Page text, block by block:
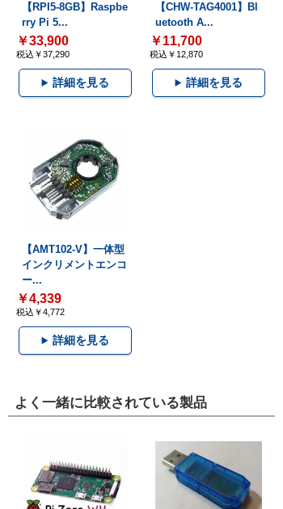
【RPI5-8GB】Raspbe
rry Pi 5...
￥33,900
税込￥37,290
詳細を見る
【CHW-TAG4001】Bl
uetooth A...
￥11,700
税込￥12,870
詳細を見る
【AMT102-V】一体型
インクリメントエンコ
ー...
￥4,339
税込￥4,772
詳細を見る
よく一緒に比較されている製品